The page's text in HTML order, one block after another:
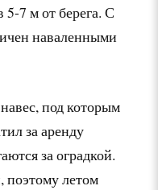
5-7 м от берега. С
наваленными
под которым
за аренду
за оградкой.
поэтому летом